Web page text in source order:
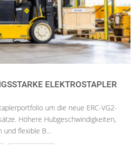
ELEKTROSTAPLER
um die neue ERC-VG2-
Höhere Hubgeschwindigkeiten,
und flexible B...